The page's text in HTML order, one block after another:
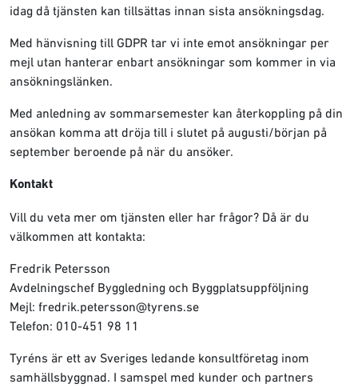
idag då tjänsten kan tillsättas innan sista ansökningsdag.
Med hänvisning till GDPR tar vi inte emot ansökningar per
mejl utan hanterar enbart ansökningar som kommer in via
ansökningslänken.
Med anledning av sommarsemester kan återkoppling på din
ansökan komma att dröja till i slutet på augusti/början på
september beroende på när du ansöker.
Kontakt
Vill du veta mer om tjänsten eller har frågor? Då är du
välkommen att kontakta:
Fredrik Petersson
Avdelningschef Byggledning och Byggplatsuppföljning
Mejl: fredrik.petersson@tyrens.se
Telefon: 010-451 98 11
Tyréns är ett av Sveriges ledande konsultföretag inom
samhällsbyggnad. I samspel med kunder och partners